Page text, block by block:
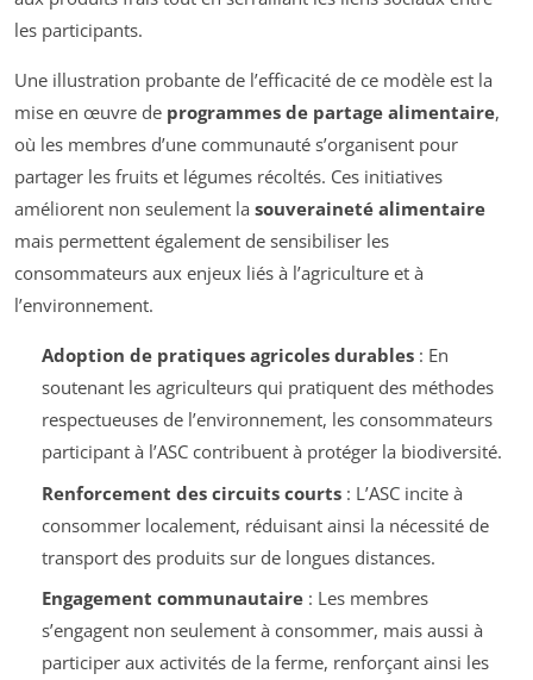
les participants.
Une illustration probante de l’efficacité de ce modèle est la
mise en œuvre de programmes de partage alimentaire,
où les membres d’une communauté s’organisent pour
partager les fruits et légumes récoltés. Ces initiatives
améliorent non seulement la souveraineté alimentaire
mais permettent également de sensibiliser les
consommateurs aux enjeux liés à l’agriculture et à
l’environnement.
Adoption de pratiques agricoles durables: En
soutenant les agriculteurs qui pratiquent des méthodes
respectueuses de l’environnement, les consommateurs
participant à l’ASC contribuent à protéger la biodiversité.
Renforcement des circuits courts: L’ASC incite à
consommer localement, réduisant ainsi la nécessité de
transport des produits sur de longues distances.
Engagement communautaire: Les membres
s’engagent non seulement à consommer, mais aussi à
participer aux activités de la ferme, renforçant ainsi les